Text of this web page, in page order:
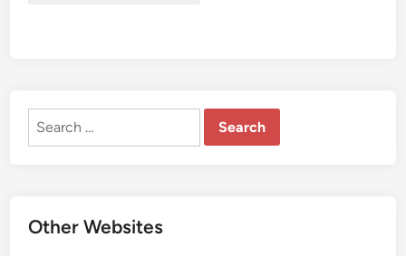
Search
Other Websites